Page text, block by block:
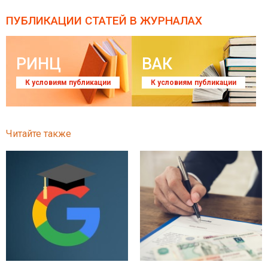
ПУБЛИКАЦИИ СТАТЕЙ В ЖУРНАЛАХ
РИНЦ
К условиям публикации
ВАК
К условиям публикации
Читайте также